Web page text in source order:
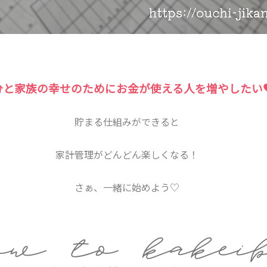
と家族の幸せのためにお金が使える人を増やした
貯まる仕組みができると
家計管理がどんどん楽しくなる！
さぁ、一緒に始めよう♡